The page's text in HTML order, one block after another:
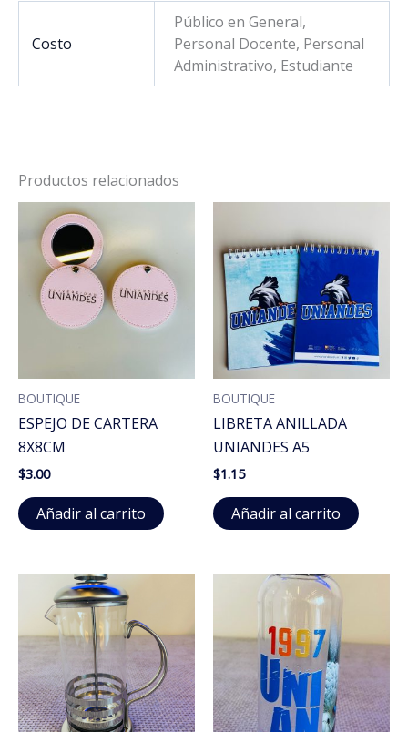
Costo
Público en General,
Personal Docente, Personal
Administrativo, Estudiante
Productos relacionados
BOUTIQUE
ESPEJO DE CARTERA
8X8CM
$3.00
Añadir al carrito
BOUTIQUE
LIBRETA ANILLADA
UNIANDES A5
$1.15
Añadir al carrito